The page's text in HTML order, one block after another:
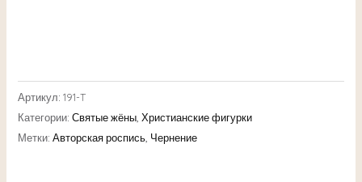
Артикул: 191-T
Категории: Святые жёны, Христианские фигурки
Метки: Авторская роспись, Чернение